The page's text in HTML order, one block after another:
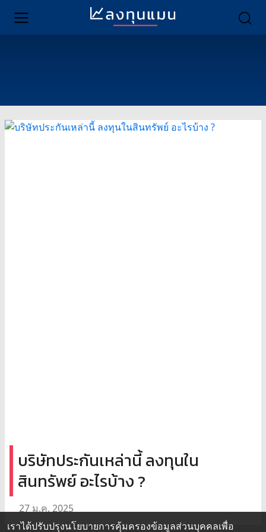
บริษัทประกันเหล่านี้ ลงทุนใน
สินทรัพย์ อะไรบ้าง ?
27 ม.ค. 2025
เราได้ปรับปรุงนโยบายการคุ้มครองข้อมูลส่วนบุคคลเพื่อ